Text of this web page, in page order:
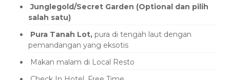
Junglegold/Secret Garden (Optional dan pilih
salah satu)
Pura Tanah Lot, pura di tengah laut dengan
pemandangan yang eksotis
Makan malam di Local Resto